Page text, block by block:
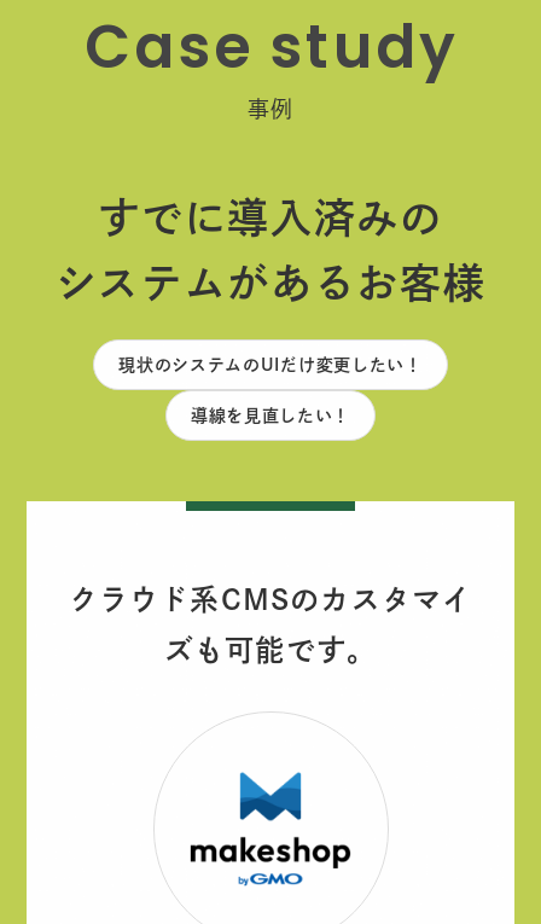
Case study
事例
すでに導入済みの
システムがあるお客様
現状のシステムのUIだけ変更したい！
導線を見直したい！
クラウド系CMSのカスタマイ
ズも可能です。